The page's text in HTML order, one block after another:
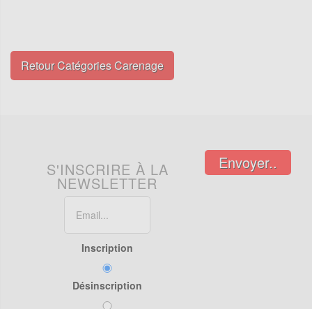
Retour Catégories Carenage
S'INSCRIRE À LA
NEWSLETTER
Inscription
Désinscription
Envoyer..